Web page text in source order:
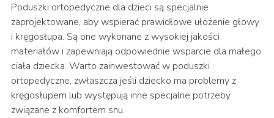
Poduszki ortopedyczne dla dzieci są specjalnie
zaprojektowane, aby wspierać prawidłowe ułożenie głowy
i kręgosłupa. Są one wykonane z wysokiej jakości
materiałów i zapewniają odpowiednie wsparcie dla małego
ciała dziecka. Warto zainwestować w poduszki
ortopedyczne, zwłaszcza jeśli dziecko ma problemy z
kręgosłupem lub występują inne specjalne potrzeby
związane z komfortem snu.